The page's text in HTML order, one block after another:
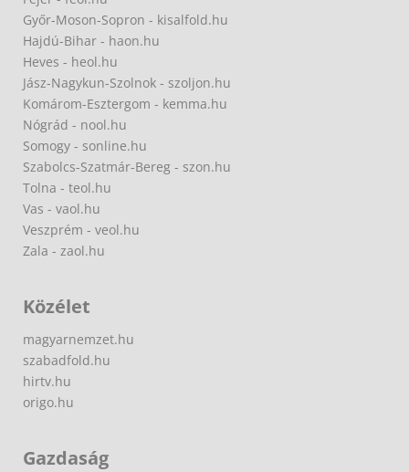
Győr-Moson-Sopron - kisalfold.hu
Hajdú-Bihar - haon.hu
Heves - heol.hu
Jász-Nagykun-Szolnok - szoljon.hu
Komárom-Esztergom - kemma.hu
Nógrád - nool.hu
Somogy - sonline.hu
Szabolcs-Szatmár-Bereg - szon.hu
Tolna - teol.hu
Vas - vaol.hu
Veszprém - veol.hu
Zala - zaol.hu
Közélet
magyarnemzet.hu
szabadfold.hu
hirtv.hu
origo.hu
Gazdaság